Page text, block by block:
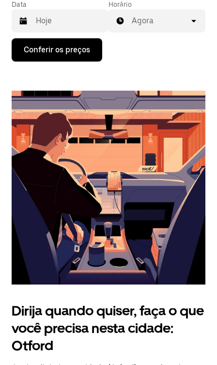
Data
Pressione
seta
interagir
o
calendário
selecionar
uma
data.
Pressione
a
tecla
“ESC”
o
calendário.
Horário
Agora
Conferir os preços
Dirija quando quiser, faça o que
você precisa nesta cidade:
Otford